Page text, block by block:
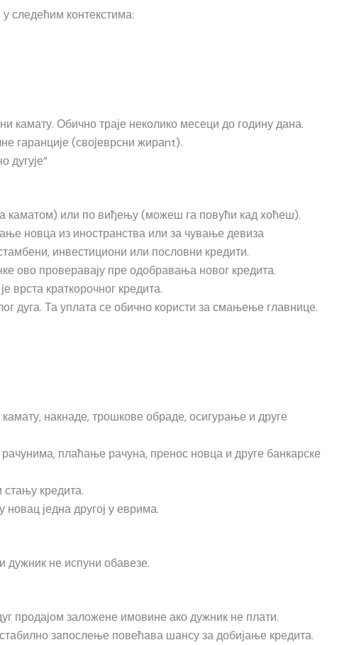
следећим контекстима:
камату. Обично траје неколико месеци до годину дана.
гаранције (својеврсни жираnt).
дугује”
каматом) или по виђењу (можеш га повући кад хоћеш).
новца из иностранства или за чување девиза
инвестициони или пословни кредити.
ово проверавају пре одобравања новог кредита.
врста краткорочног кредита.
дуга. Та уплата се обично користи за смањење главнице.
накнаде, трошкове обраде, осигурање и друге
плаћање рачуна, пренос новца и друге банкарске
стању кредита.
једна другој у еврима.
дужник не испуни обавезе.
продајом заложене имовине ако дужник не плати.
запослење повећава шансу за добијање кредита.